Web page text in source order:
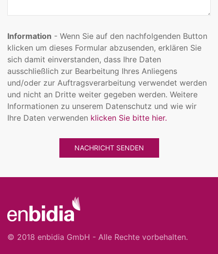
Information - Wenn Sie auf den nachfolgenden Button
klicken um dieses Formular abzusenden, erklären Sie
sich damit einverstanden, dass Ihre Daten
ausschließlich zur Bearbeitung Ihres Anliegens
und/oder zur Auftragsverarbeitung verwendet werden
und nicht an Dritte weiter gegeben werden. Weitere
Informationen zu unserem Datenschutz und wie wir
Ihre Daten verwenden klicken Sie bitte hier.
© 2018 enbidia GmbH - Alle Rechte vorbehalten.